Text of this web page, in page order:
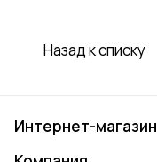
Назад к списку
Интернет-магазин